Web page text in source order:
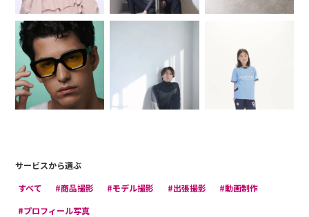
サービスから選ぶ
すべて
#商品撮影 #モデル撮影 #出張撮影
#動画制作
#プロフィール写真